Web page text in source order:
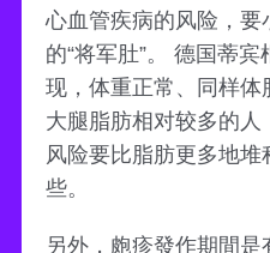
心血管疾病的风险，要
的“将军肚”。 德国蒂
现，体重正常、同样体
大腿脂肪相对较多的
风险要比脂肪更多地
些。
另外，皰疹發作期間